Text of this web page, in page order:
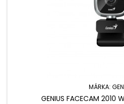
MÁRKA:
GENIUS FACECAM 2010